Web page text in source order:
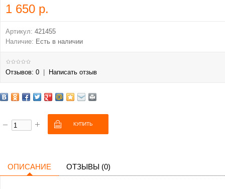
1 650 р.
Артикул: 421455
Наличие: Есть в наличии
Отзывов: 0 Написать отзыв
ОПИСАНИЕ ОТЗЫВЫ (0)